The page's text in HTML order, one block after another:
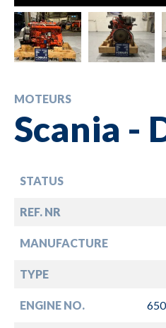
MOTEURS
Scania -
STATUS
REF. NR
MANUFACTURE
TYPE
ENGINE NO.